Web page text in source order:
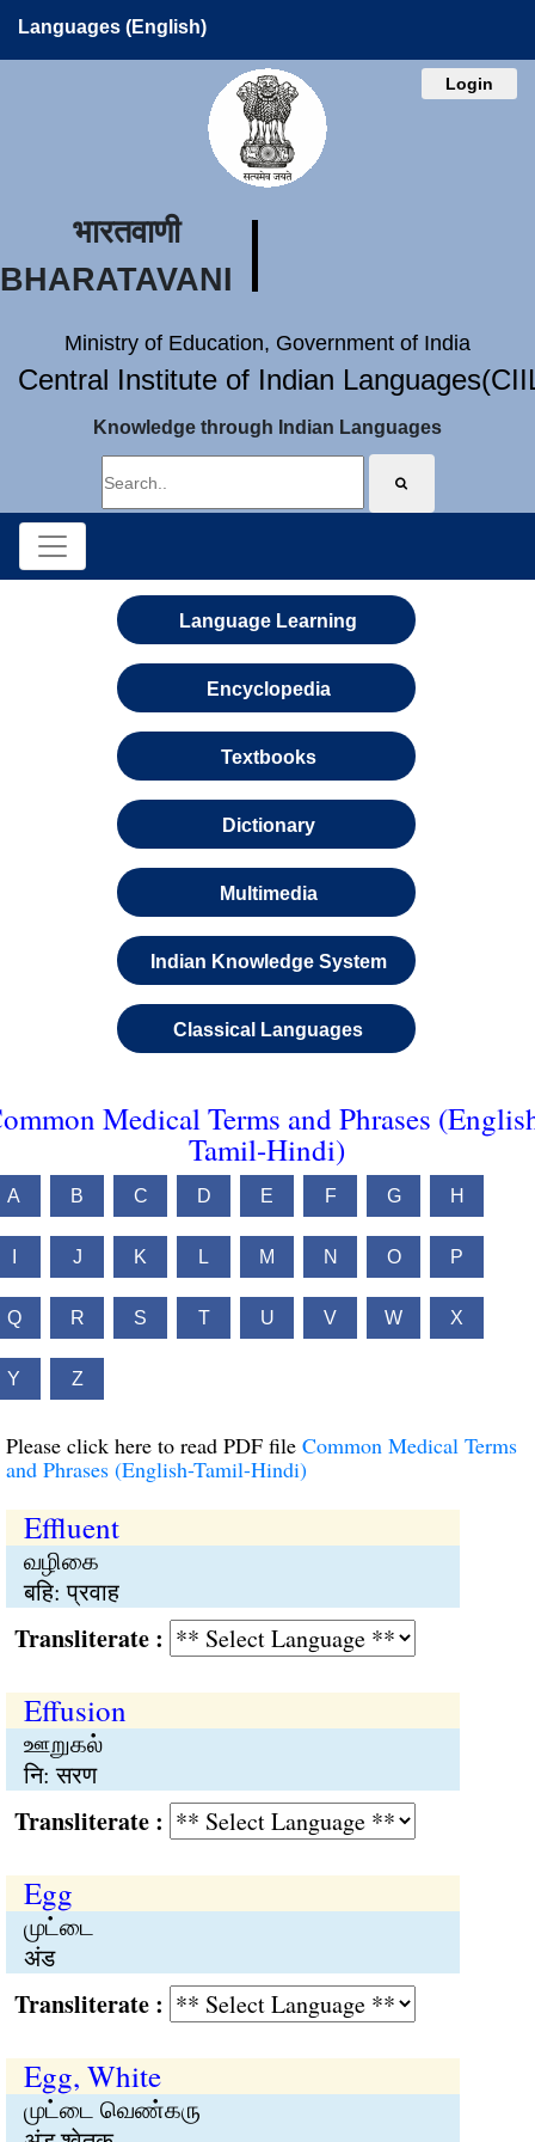
Languages (English)
Login
भारतवाणी
BHARATAVANI
Ministry of Education, Government of India
Central Institute of Indian
Knowledge through Indian Languages
Language Learning
Encyclopedia
Textbooks
Dictionary
Multimedia
Indian Knowledge System
Classical Languages
Medical Terms and Phrases
Tamil-Hindi)
A B C D E F G H
J K L M N O P
Q R S T U V W X
Y Z
Please click here to read PDF file Common Medical Terms
and Phrases (English-Tamil-Hindi)
Effluent
வழிகை
बहि: प्रवाह
:
Effusion
ஊறுகல்
नि: सरण
:
Egg
முட்டை
अंड
:
Egg, White
முட்டை வெண்கரு